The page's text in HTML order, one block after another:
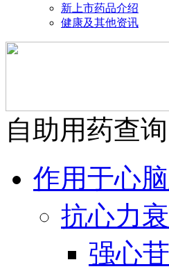
新上市药品介绍
健康及其他资讯
自助用药查询
作用于心
抗心力
强心